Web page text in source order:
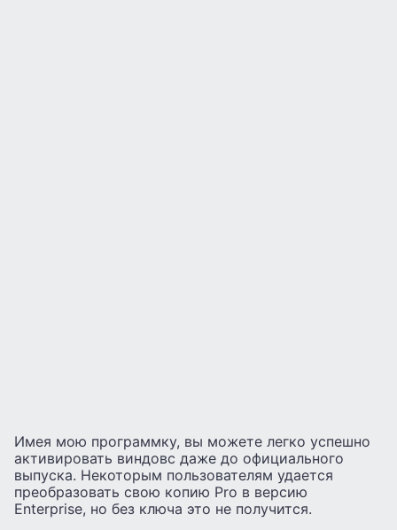
Имея мою программку, вы можете легко успешно
активировать виндовс даже до официального
выпуска. Некоторым пользователям удается
преобразовать свою копию Pro в версию
Enterprise, но без ключа это не получится.